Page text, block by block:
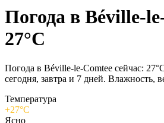
Погода в Béville-
27°C
Погода в Béville-le-Comteе сейчас:
сегодня, завтра и 7 дней. Влажность,
Температура
+27°C
Ясно